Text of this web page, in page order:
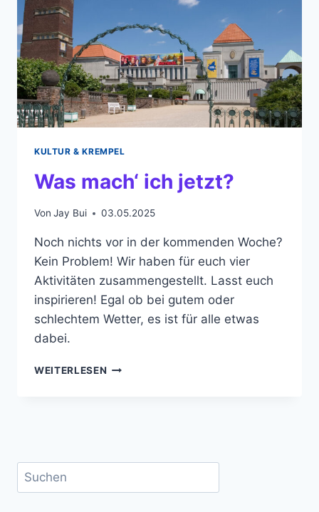
KULTUR & KREMPEL
Was mach‘ ich jetzt?
Von Jay Bui 03.05.2025
Noch nichts vor in der kommenden Woche?
Kein Problem! Wir haben für euch vier
Aktivitäten zusammengestellt. Lasst euch
inspirieren! Egal ob bei gutem oder
schlechtem Wetter, es ist für alle etwas
dabei.
WEITERLESEN WAS
Suchen